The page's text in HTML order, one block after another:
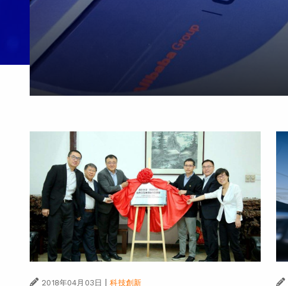
2018年04月03日 | 科技創新